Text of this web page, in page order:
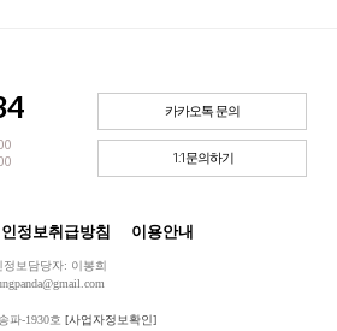
카카오톡 문의
1:1문의하기
정보취급방침 이용안내
보담당자: 이봉희
파-1930호 [사업자정보확인]